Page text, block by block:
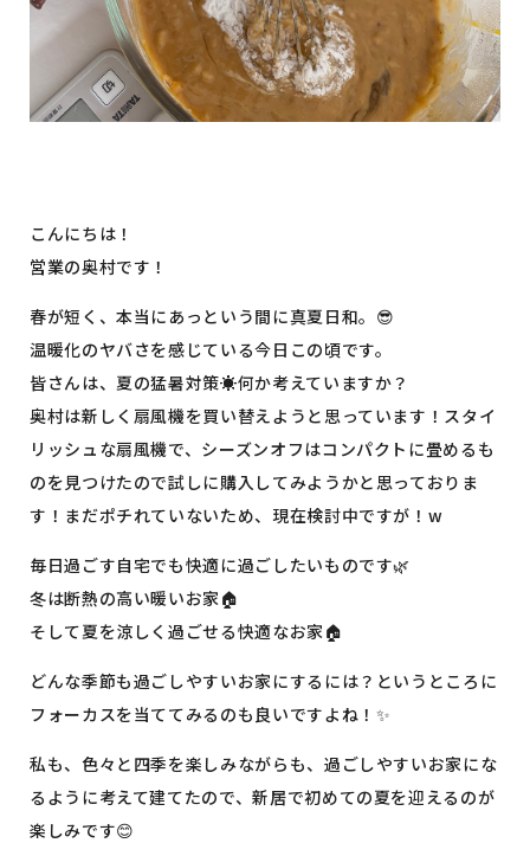
こんにちは！
営業の奥村です！
春が短く、本当にあっという間に真夏日和。😎
温暖化のヤバさを感じている今日この頃です。
皆さんは、夏の猛暑対策☀️何か考えていますか？
奥村は新しく扇風機を買い替えようと思っています！スタイ
リッシュな扇風機で、シーズンオフはコンパクトに畳めるも
のを見つけたので試しに購入してみようかと思っておりま
す！まだポチれていないため、現在検討中ですが！w
毎日過ごす自宅でも快適に過ごしたいものです🌿
冬は断熱の高い暖いお家🏠
そして夏を涼しく過ごせる快適なお家🏠
どんな季節も過ごしやすいお家にするには？というところに
フォーカスを当ててみるのも良いですよね！✨
私も、色々と四季を楽しみながらも、過ごしやすいお家にな
るように考えて建てたので、新居で初めての夏を迎えるのが
楽しみです😊